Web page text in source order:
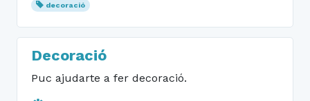
decoració
Decoració
Puc ajudarte a fer decoració.